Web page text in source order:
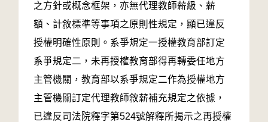
之方針或概念框架，亦無代理教師薪級、薪
額、計敘標準等事項之原則性規定，顯已違反
授權明確性原則。系爭規定一授權教育部訂定
系爭規定二，未再授權教育部得再轉委任地方
主管機關，教育部以系爭規定二作為授權地方
主管機關訂定代理教師敘薪補充規定之依據，
已違反司法院釋字第524號解釋所揭示之再授權